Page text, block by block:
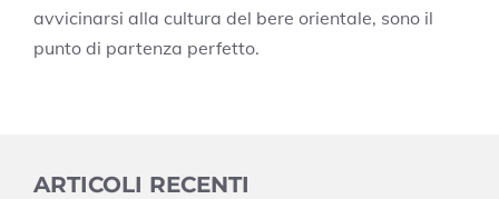
avvicinarsi alla cultura del bere orientale, sono il
punto di partenza perfetto.
ARTICOLI RECENTI